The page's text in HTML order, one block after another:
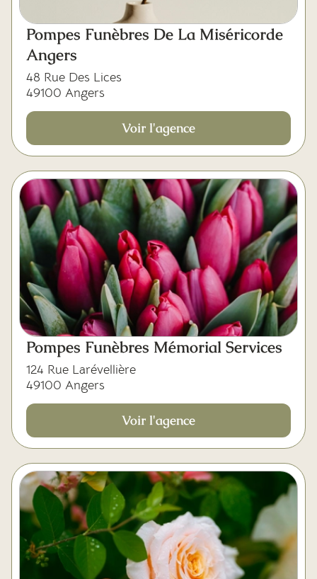
Pompes Funèbres De La Miséricorde
Angers
48 Rue Des Lices
49100 Angers
Voir l'agence
Pompes Funèbres Mémorial Services
124 Rue Larévellière
49100 Angers
Voir l'agence